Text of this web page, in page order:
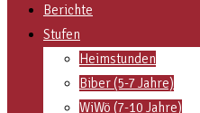
Berichte
Stufen
Heimstunden
Biber (5-7 Jahre)
WiWö (7-10 Jahre)